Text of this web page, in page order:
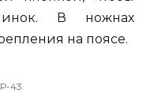
В ножнах
на поясе.
43